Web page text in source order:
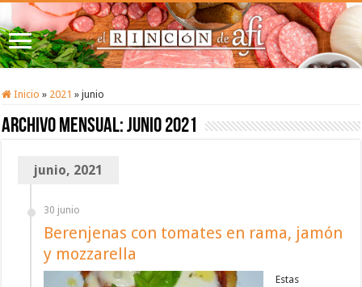
Inicio » 2021 » junio
Archivo mensual:junio 2021
junio, 2021
30 junio
Berenjenas con tomates en rama, jamón
y mozzarella
Estas